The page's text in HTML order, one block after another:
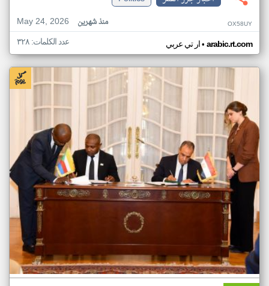
May 24, 2026
منذ شهرين OX58UY
ار تي عربي• arabic.rt.com عدد الكلمات: ٣٢٨